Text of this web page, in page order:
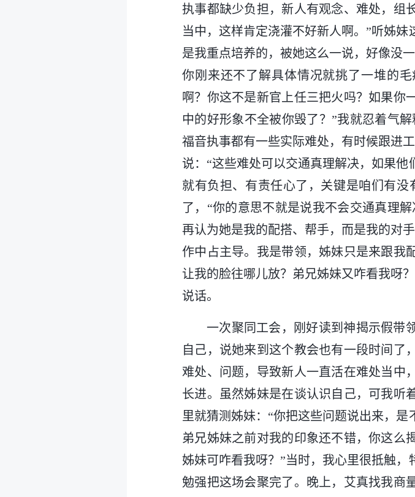
执事都缺少负担，新人有观念、难处，组
当中，这样肯定浇灌不好新人啊。”听姊
是我重点培养的，被她这么一说，好像没
你刚来还不了解具体情况就挑了一堆的
啊？你这不是新官上任三把火吗？如果你
中的好形象不全被你毁了？”我就忍着气
福音执事都有一些实际难处，有时候跟进
说：“这些难处可以交通真理解决，如果
就有负担、有责任心了，关键是咱们有
了，“你的意思不就是说我不会交通真理
再认为她是我的配搭、帮手，而是我的对
作中占主导。我是带领，姊妹只是来跟我
让我的脸往哪儿放？弟兄姊妹又咋看我呀
说话。
一次聚同工会，刚好读到神揭示假带
自己，说她来到这个教会也有一段时间了
难处、问题，导致新人一直活在难处当中
长进。虽然姊妹是在谈认识自己，可我听
里就猜测姊妹：“你把这些问题说出来，是
弟兄姊妹之前对我的印象还不错，你这么
姊妹可咋看我呀？”当时，我心里很抵触
勉强把这场会聚完了。晚上，艾真找我商